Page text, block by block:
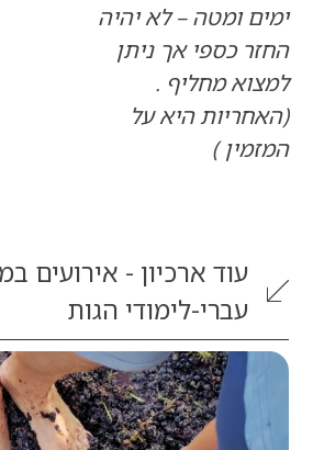
ומטה – לא יהיה
כספי אך ניתן
מחליף .
היא על
)
עוד ארכיון - אירועים במוזיאון,
עברי-לימודי הגות